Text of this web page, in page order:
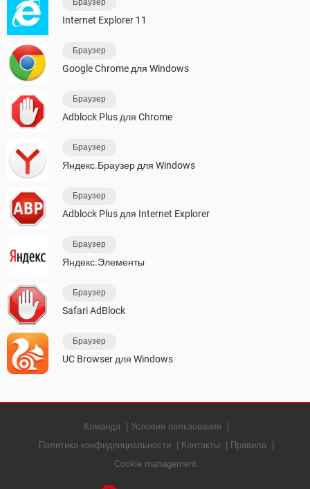
Браузер
Internet Explorer 11
Браузер
Google Chrome для Windows
Браузер
Adblock Plus для Chrome
Браузер
Яндекс.Браузер для Windows
Браузер
Adblock Plus для Internet Explorer
Браузер
Яндекс.Элементы
Браузер
Safari AdBlock
Браузер
UC Browser для Windows
Команда
Условия пользования
Политика конфиденциальности
Контакты
Правила
Cookie management